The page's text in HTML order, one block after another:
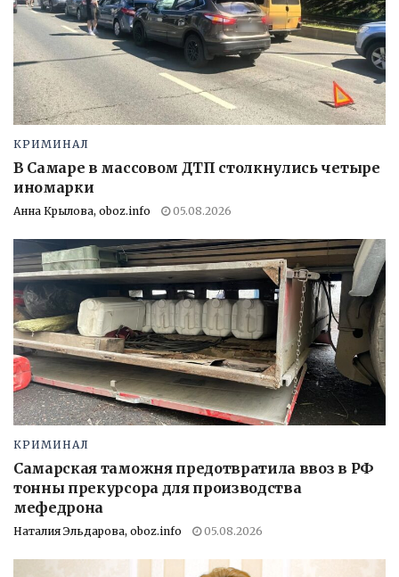
КРИМИНАЛ
В Самаре в массовом ДТП столкнулись четыре
иномарки
Анна Крылова, oboz.info 05.08.2026
КРИМИНАЛ
Самарская таможня предотвратила ввоз в РФ
тонны прекурсора для производства
мефедрона
Наталия Эльдарова, oboz.info 05.08.2026